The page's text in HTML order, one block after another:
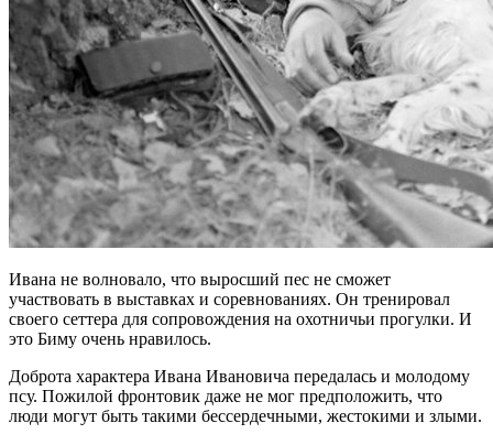
Ивана не волновало, что выросший пес не сможет
участвовать в выставках и соревнованиях. Он тренировал
своего сеттера для сопровождения на охотничьи прогулки. И
это Биму очень нравилось.
Доброта характера Ивана Ивановича передалась и молодому
псу. Пожилой фронтовик даже не мог предположить, что
люди могут быть такими бессердечными, жестокими и злыми.